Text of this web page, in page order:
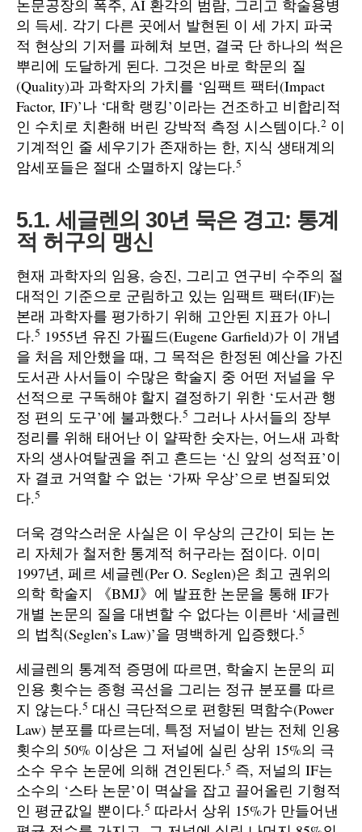
논문공장의 폭주, AI 환각의 범람, 그리고 학술용병
의 득세. 각기 다른 곳에서 발현된 이 세 가지 파국
적 현상의 기저를 파헤쳐 보면, 결국 단 하나의 썩은
뿌리에 도달하게 된다. 그것은 바로 학문의 질
(Quality)과 과학자의 가치를 ‘임팩트 팩터(Impact
Factor, IF)’나 ‘대학 랭킹’이라는 건조하고 비합리적
인 수치로 치환해 버린 강박적 측정 시스템이다.2 이
기계적인 줄 세우기가 존재하는 한, 지식 생태계의
암세포들은 절대 소멸하지 않는다.5
5.1. 세글렌의 30년 묵은 경고: 통계
적 허구의 맹신
현재 과학자의 임용, 승진, 그리고 연구비 수주의 절
대적인 기준으로 군림하고 있는 임팩트 팩터(IF)는
본래 과학자를 평가하기 위해 고안된 지표가 아니
다.5 1955년 유진 가필드(Eugene Garfield)가 이 개념
을 처음 제안했을 때, 그 목적은 한정된 예산을 가진
도서관 사서들이 수많은 학술지 중 어떤 저널을 우
선적으로 구독해야 할지 결정하기 위한 ‘도서관 행
정 편의 도구’에 불과했다.5 그러나 사서들의 장부
정리를 위해 태어난 이 얄팍한 숫자는, 어느새 과학
자의 생사여탈권을 쥐고 흔드는 ‘신 앞의 성적표’이
자 결코 거역할 수 없는 ‘가짜 우상’으로 변질되었
다.5
더욱 경악스러운 사실은 이 우상의 근간이 되는 논
리 자체가 철저한 통계적 허구라는 점이다. 이미
1997년, 페르 세글렌(Per O. Seglen)은 최고 권위의
의학 학술지 《BMJ》에 발표한 논문을 통해 IF가
개별 논문의 질을 대변할 수 없다는 이른바 ‘세글렌
의 법칙(Seglen’s Law)’을 명백하게 입증했다.5
세글렌의 통계적 증명에 따르면, 학술지 논문의 피
인용 횟수는 종형 곡선을 그리는 정규 분포를 따르
지 않는다.5 대신 극단적으로 편향된 멱함수(Power
Law) 분포를 따르는데, 특정 저널이 받는 전체 인용
횟수의 50% 이상은 그 저널에 실린 상위 15%의 극
소수 우수 논문에 의해 견인된다.5 즉, 저널의 IF는
소수의 ‘스타 논문’이 멱살을 잡고 끌어올린 기형적
인 평균값일 뿐이다.5 따라서 상위 15%가 만들어낸